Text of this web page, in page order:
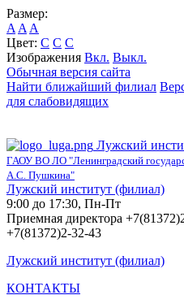
Размер:
A A A
Цвет: C C C
Изображения Вкл. Выкл.
Обычная версия сайта
Найти ближайший филиал
для слабовидящих
Лужский
ГАОУ ВО ЛО "Ленинградский
А.С. Пушкина"
Лужский институт (филиал)
9:00 до 17:30, Пн-Пт
Приемная директора
+7(81372)2-32-43
Лужский институт (филиал)
КОНТАКТЫ